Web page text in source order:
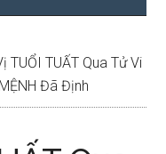
TUỔI TUẤT Qua Tử Vi
Đã Định